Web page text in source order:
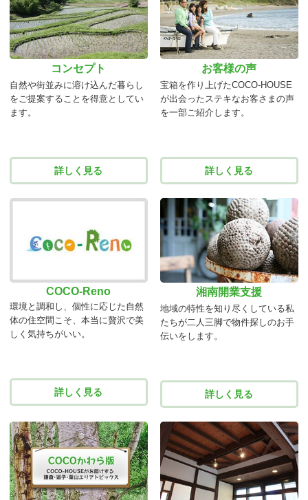
コンセプト
自然や街並みに溶け込んだ暮らし
をご提案することを得意としてい
ます。
詳しく見る
お客様の声
宝箱を作り上げたCOCO-HOUSE
が出会ったステキなお客さまの声
を一部ご紹介します。
詳しく見る
COCO-Reno
環境と調和し、個性に応じた自然
体の住空間こそ、本当に贅沢で美
しく気持ちがいい。
詳しく見る
湘南開業支援
地域の特性を知り尽くしている私
たちが二人三脚で物件探しのお手
伝いをします。
詳しく見る